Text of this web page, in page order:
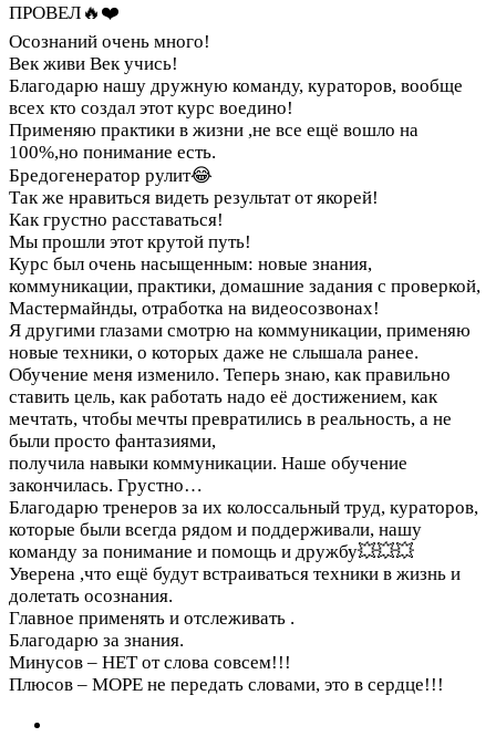
ПРОВЕЛ🔥❤️
Осознаний очень много!
Век живи Век учись!
Благодарю нашу дружную команду, кураторов, вообще
всех кто создал этот курс воедино!
Применяю практики в жизни ,не все ещё вошло на
100%,но понимание есть.
Бредогенератор рулит😂
Так же нравиться видеть результат от якорей!
Как грустно расставаться!
Мы прошли этот крутой путь!
Курс был очень насыщенным: новые знания,
коммуникации, практики, домашние задания с проверкой,
Мастермайнды, отработка на видеосозвонах!
Я другими глазами смотрю на коммуникации, применяю
новые техники, о которых даже не слышала ранее.
Обучение меня изменило. Теперь знаю, как правильно
ставить цель, как работать надо её достижением, как
мечтать, чтобы мечты превратились в реальность, а не
были просто фантазиями,
получила навыки коммуникации. Наше обучение
закончилась. Грустно…
Благодарю тренеров за их колоссальный труд, кураторов,
которые были всегда рядом и поддерживали, нашу
команду за понимание и помощь и дружбу💥💥💥
Уверена ,что ещё будут встраиваться техники в жизнь и
долетать осознания.
Главное применять и отслеживать .
Благодарю за знания.
Минусов – НЕТ от слова совсем!!!
Плюсов – МОРЕ не передать словами, это в сердце!!!